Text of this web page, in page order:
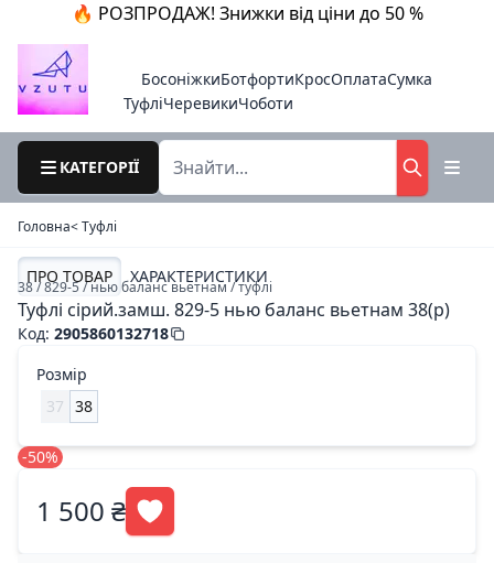
🔥 РОЗПРОДАЖ! Знижки від ціни до 50 %
БосоніжкиБотфортиКросОплатаСумка
ТуфліЧеревикиЧоботи
КАТЕГОРІЇ
Головна< Туфлі
ПРО ТОВАР ХАРАКТЕРИСТИКИ
38 / 829-5 / нью баланс вьетнам / туфлі
Туфлі сірий.замш. 829-5 нью баланс вьетнам 38(р)
Код: 2905860132718
Розмір
37 38
-50%
1 500 ₴